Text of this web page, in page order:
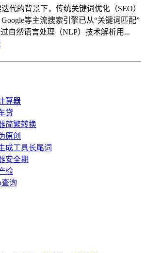
代的背景下，传统关键词优化（SEO）
等主流搜索引擎已从“关键词匹配”
自然语言处理（NLP）技术解析用...
算器
贷
简繁转换
原创
长尾词
安全期
检
查询